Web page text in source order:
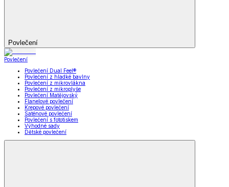
Povlečení
Povlečení
Povlečení Dual Feel®
Povlečení z hladké bavlny
Povlečení z mikrovlákna
Povlečení z mikroplyše
Povlečení Matějovský
Flanelové povlečení
Krepové povlečení
Saténové povlečení
Povlečení s fototiskem
Výhodné sady
Dětské povlečení